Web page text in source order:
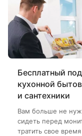
Бесплатный
кухонной
и сантехники
Вам больше не
сидеть перед
тратить свое